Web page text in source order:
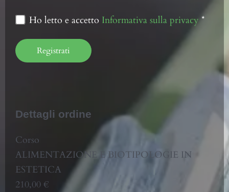
Ho letto e accetto Informativa sulla privacy*
Dettagli ordine
Corso
ALIMENTAZIONE E BIOTIPOLOGIE IN
ESTETICA
210,00 €